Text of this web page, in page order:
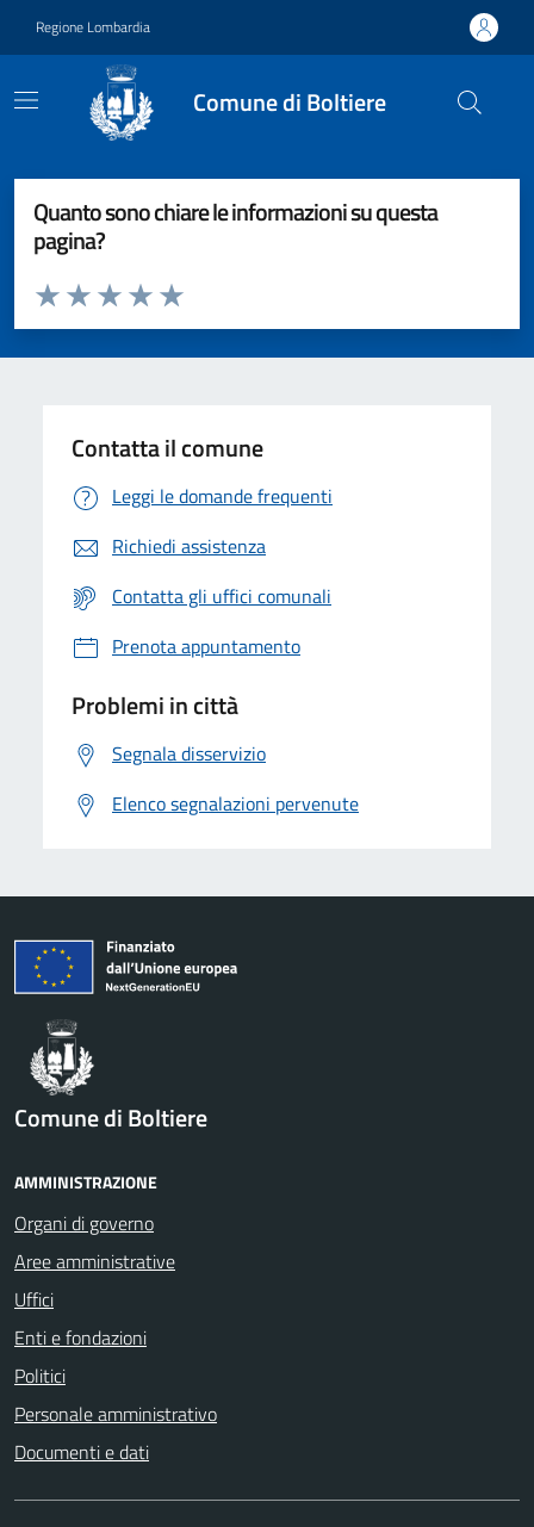
Regione Lombardia
Comune di Boltiere
Quanto sono chiare le informazioni su questa
pagina?
Valuta da 1 a 5 stelle la pagina
Valuta 5 stelle su 5
Valuta 4 stelle su 5
Valuta 3 stelle su 5
Valuta 2 stelle su 5
Valuta 1 stelle su 5
Contatta il comune
Leggi le domande frequenti
Richiedi assistenza
Contatta gli uffici comunali
Prenota appuntamento
Problemi in città
Segnala disservizio
Elenco segnalazioni pervenute
Comune di Boltiere
AMMINISTRAZIONE
Organi di governo
Aree amministrative
Uffici
Enti e fondazioni
Politici
Personale amministrativo
Documenti e dati